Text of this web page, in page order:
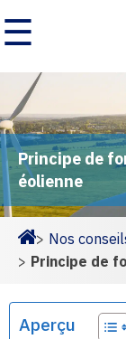
☰
Principe de
éolienne
Homepage
> Nos
> Principe de
Aperçu